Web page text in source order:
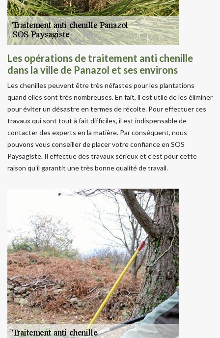
Les opérations de traitement anti chenille
dans la ville de Panazol et ses environs
Les chenilles peuvent être très néfastes pour les plantations
quand elles sont très nombreuses. En fait, il est utile de les éliminer
pour éviter un désastre en termes de récolte. Pour effectuer ces
travaux qui sont tout à fait difficiles, il est indispensable de
contacter des experts en la matière. Par conséquent, nous
pouvons vous conseiller de placer votre confiance en SOS
Paysagiste. Il effectue des travaux sérieux et c'est pour cette
raison qu'il garantit une très bonne qualité de travail.